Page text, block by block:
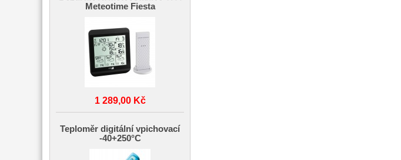
Meteotime Fiesta
1 289,00 Kč
Teploměr digitální vpichovací
-40+250°C